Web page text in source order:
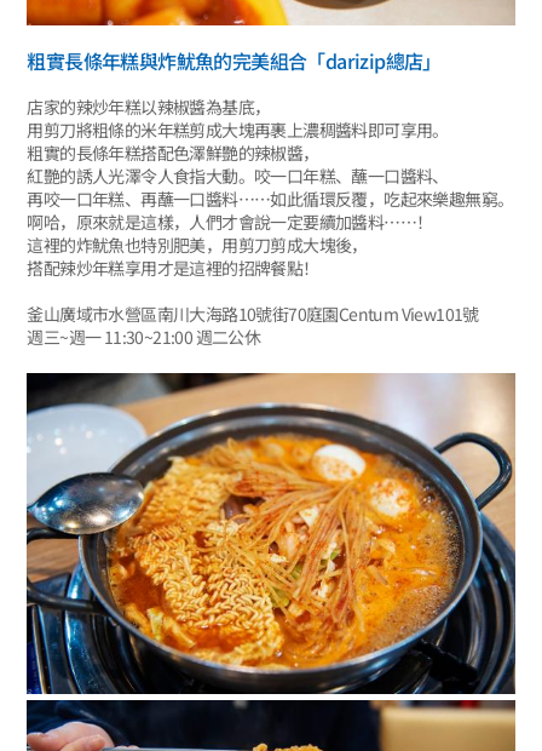
粗實長條年糕與炸魷魚的完美組合「darizip總店」
店家的辣炒年糕以辣椒醬為基底，
用剪刀將粗條的米年糕剪成大塊再裹上濃稠醬料即可享用。
粗實的長條年糕搭配色澤鮮艷的辣椒醬，
紅艷的誘人光澤令人食指大動。咬一口年糕、蘸一口醬料、
再咬一口年糕、再蘸一口醬料……如此循環反覆，吃起來樂趣無窮。
啊哈，原來就是這樣，人們才會說一定要續加醬料……！
這裡的炸魷魚也特別肥美，用剪刀剪成大塊後，
搭配辣炒年糕享用才是這裡的招牌餐點！
釜山廣域市水營區南川大海路10號街70庭園Centum View101號
週三~週一 11:30~21:00 週二公休